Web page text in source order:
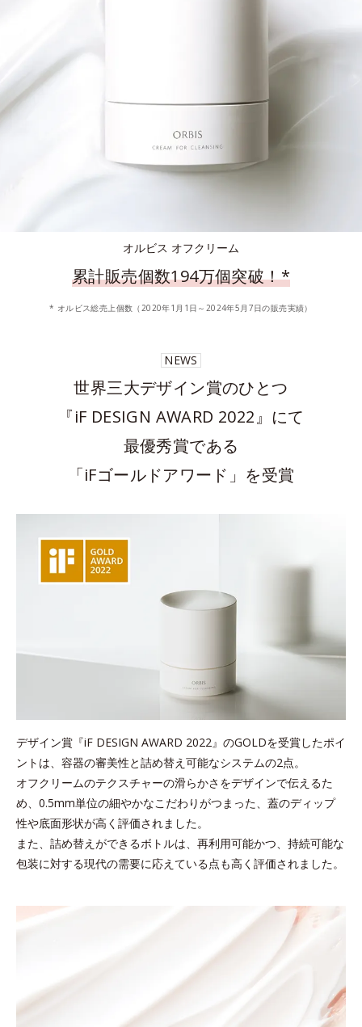
オルビス オフクリーム
累計販売個数194万個突破！*
* オルビス総売上個数（2020年1月1日～2024年5月7日の販売実績）
NEWS
世界三大デザイン賞のひとつ
『iF DESIGN AWARD 2022』にて
最優秀賞である
「iFゴールドアワード」を受賞
デザイン賞『iF DESIGN AWARD 2022』のGOLDを受賞したポイ
ントは、容器の審美性と詰め替え可能なシステムの2点。
オフクリームのテクスチャーの滑らかさをデザインで伝えるた
め、 0.5mm単位の細やかなこだわりがつまった、蓋のディップ
性や底面形状が高く評価されました。
また、詰め替えができるボトルは、再利用可能かつ、持続可能な
包装に対する現代の需要に応えている点も高く評価されました。